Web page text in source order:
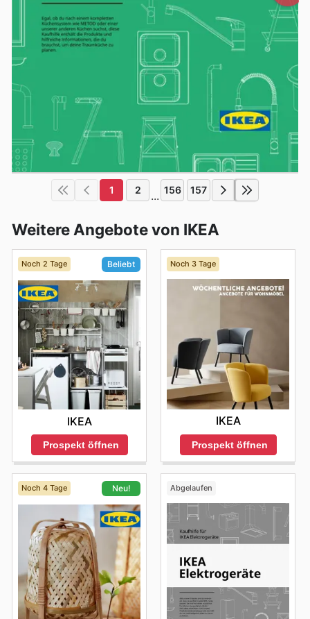
1 2 ... 156 157
Weitere Angebote von IKEA
Noch 2 Tage Beliebt
IKEA
Prospekt öffnen
Noch 3 Tage
IKEA
Prospekt öffnen
Noch 4 Tage Neu! Abgelaufen